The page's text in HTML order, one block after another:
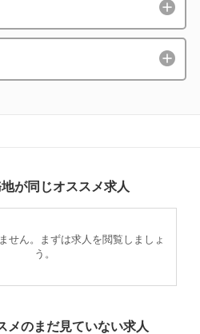
が同じオススメ求人
せん。まずは求人を閲覧しましょ
う。
メのまだ見ていない求人